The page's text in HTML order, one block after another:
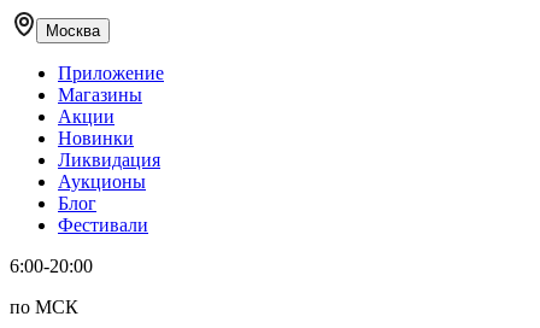
Москва
Приложение
Магазины
Акции
Новинки
Ликвидация
Аукционы
Блог
Фестивали
6:00-20:00
по МСК